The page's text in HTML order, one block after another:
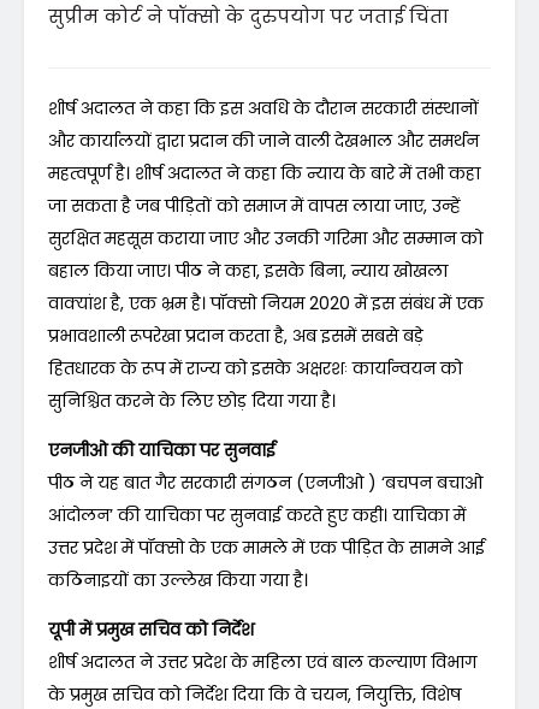
सुप्रीम कोर्ट ने पॉक्सो के दुरुपयोग पर जताई चिंता
शीर्ष अदालत ने कहा कि इस अवधि के दौरान सरकारी संस्थानों
और कार्यालयों द्वारा प्रदान की जाने वाली देखभाल और समर्थन
महत्वपूर्ण है। शीर्ष अदालत ने कहा कि न्याय के बारे में तभी कहा
जा सकता है जब पीड़ितों को समाज में वापस लाया जाए, उन्हें
सुरक्षित महसूस कराया जाए और उनकी गरिमा और सम्मान को
बहाल किया जाए। पीठ ने कहा, इसके बिना, न्याय खोखला
वाक्यांश है, एक भ्रम है। पॉक्सो नियम 2020 में इस संबंध में एक
प्रभावशाली रूपरेखा प्रदान करता है, अब इसमें सबसे बड़े
हितधारक के रूप में राज्य को इसके अक्षरशः कार्यान्वयन को
सुनिश्चित करने के लिए छोड़ दिया गया है।
एनजीओ की याचिका पर सुनवाई
पीठ ने यह बात गैर सरकारी संगठन (एनजीओ ) ‘बचपन बचाओ
आंदोलन’ की याचिका पर सुनवाई करते हुए कही। याचिका में
उत्तर प्रदेश में पॉक्सो के एक मामले में एक पीड़ित के सामने आई
कठिनाइयों का उल्लेख किया गया है।
यूपी में प्रमुख सचिव को निर्देश
शीर्ष अदालत ने उत्तर प्रदेश के महिला एवं बाल कल्याण विभाग
के प्रमुख सचिव को निर्देश दिया कि वे चयन, नियुक्ति, विशेष